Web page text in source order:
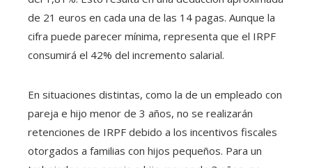
de 21 euros en cada una de las 14 pagas. Aunque la
cifra puede parecer mínima, representa que el IRPF
consumirá el 42% del incremento salarial.
En situaciones distintas, como la de un empleado con
pareja e hijo menor de 3 años, no se realizarán
retenciones de IRPF debido a los incentivos fiscales
otorgados a familias con hijos pequeños. Para un